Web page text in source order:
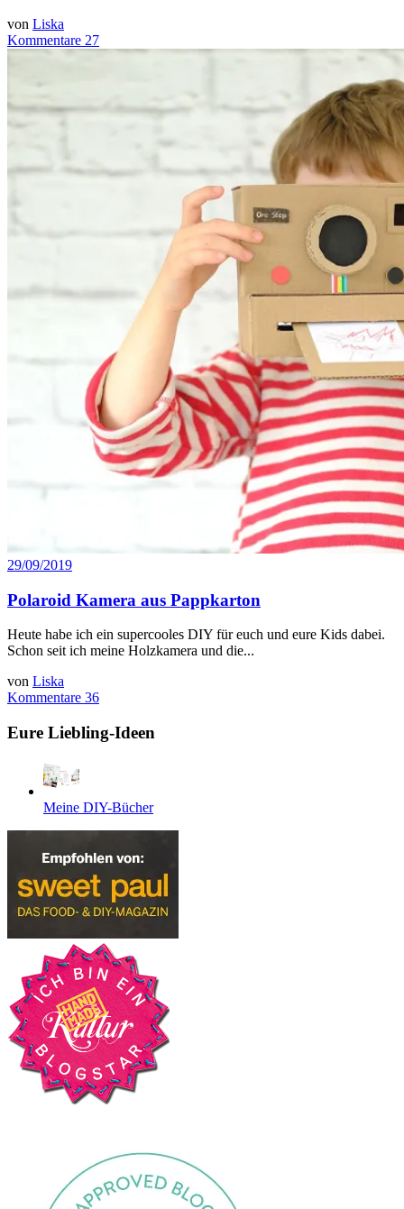
von Liska
Kommentare 27
29/09/2019
Polaroid Kamera aus Pappkarton
Heute habe ich ein supercooles DIY für euch und eure Kids dabei.
Schon seit ich meine Holzkamera und die...
von Liska
Kommentare 36
Eure Liebling-Ideen
Meine DIY-Bücher